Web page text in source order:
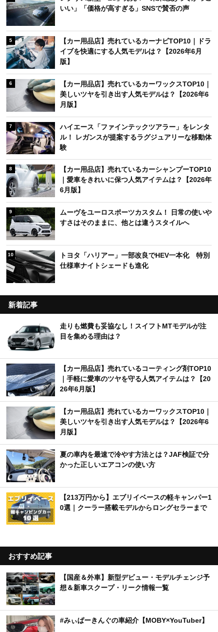
いい」「価格が高すぎる」SNSで賛否の声
5
【カー用品店】売れているカーナビTOP10｜ドラ
イブを快適にする人気モデルは？【2026年6月
版】
6
【カー用品店】売れているカーワックスTOP10｜
美しいツヤを引き出す人気モデルは？【2026年6
月版】
7
ハイエース「ファインテックツアラー」をレンタ
ル！ レガンスが提案するラグジュアリーな移動体
験
8
【カー用品店】売れているカーシャンプーTOP10
｜愛車をきれいに保つ人気アイテムは？【2026年
6月版】
9
ムーヴをユーロスポーツカスタム！ 日常の使いや
すさはそのままに、他とは違うスタイルへ
10
トヨタ「ハリアー」一部改良でHEV一本化 特別
仕様車ナイトシェードも進化
新着記事
走りも燃費も妥協なし！スイフトMTモデルが注
目を集める理由は？
【カー用品店】売れているコーティング剤TOP10
｜手軽に愛車のツヤを守る人気アイテムは？【20
26年6月版】
【カー用品店】売れているカーワックスTOP10｜
美しいツヤを引き出す人気モデルは？【2026年6
月版】
夏の車内を最速で冷やす方法とは？JAF検証で分
かった正しいエアコンの使い方
【213万円から】エブリイベースの軽キャンパー1
0選｜クーラー搭載モデルからロングセラーまで
おすすめ記事
【国産＆外車】新型デビュー・モデルチェンジ予
想＆新車スクープ・リーク情報一覧
#みぃぱーきんぐの車紹介【MOBY×YouTuber】